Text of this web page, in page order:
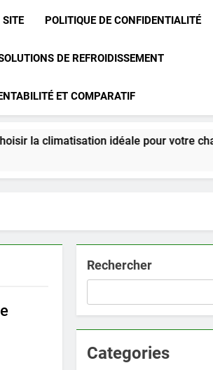
POLITIQUE DE CONFIDENTIALITÉ
DE REFROIDISSEMENT
ET COMPARATIF
idéale pour votre chambre ?
Rechercher
Categories